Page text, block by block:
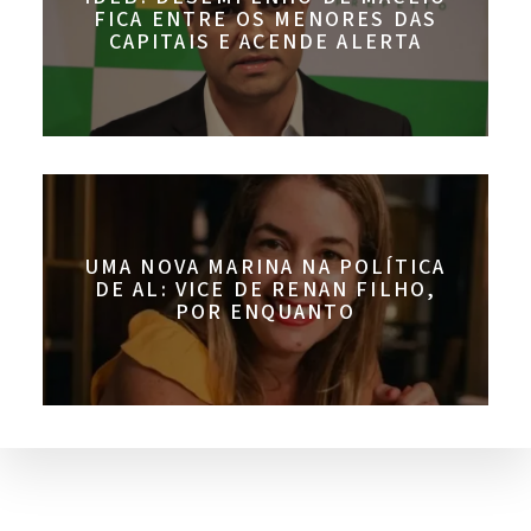
FICA ENTRE OS MENORES DAS
CAPITAIS E ACENDE ALERTA
UMA NOVA MARINA NA POLÍTICA
DE AL: VICE DE RENAN FILHO,
POR ENQUANTO